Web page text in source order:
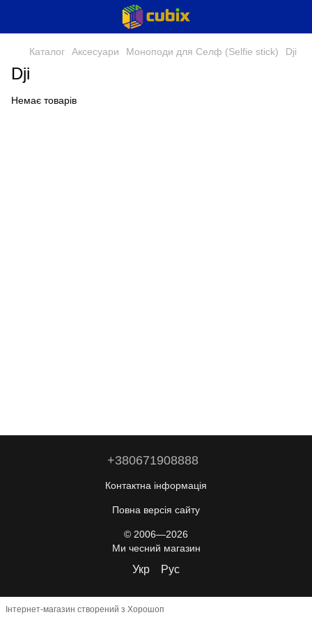
Каталог Аксесуари Моноподи для Селф (Selfie stick) Dji
Dji
Немає товарів
+380671908888
Контактна інформація
Повна версія сайту
© 2006—2026
Ми чесний магазин
Укр Рус
Інтернет-магазин створений з Хорошоп